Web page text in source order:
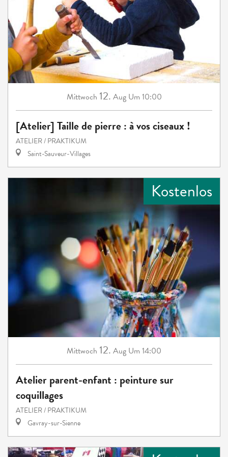
Mittwoch 12. Aug Um 10:00
[Atelier] Taille de pierre : à vos ciseaux !
ATELIER / PRAKTIKUM
Saint-Sauveur-Villages
Kostenlos
Mittwoch 12. Aug Um 14:00
Atelier parent-enfant : peinture sur
coquillages
ATELIER / PRAKTIKUM
Gavray-sur-Sienne